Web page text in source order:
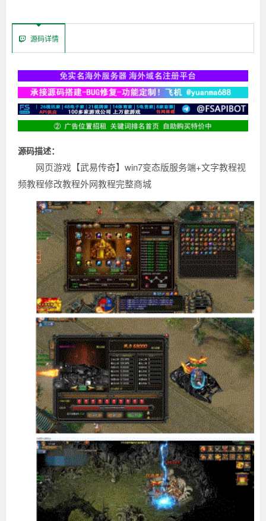
源码详情
源码描述：
网页游戏【武易传奇】win7变态版服务端+文字教程视
频教程修改教程外网教程完整商城